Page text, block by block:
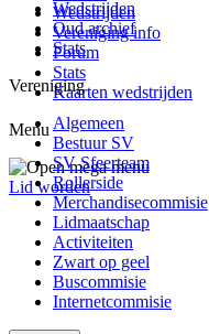
Wedstrijden
Vereniging info
Forum
Stats
Kaarten wedstrijden
Menu
Lid worden
Wedstrijden
Oud archief
Stats
Vereniging
Algemeen
Bestuur SV
SV Sfeerteam
Rollerside
Merchandisecommisie
Lidmaatschap
Activiteiten
Zwart op geel
Buscommisie
Internetcommisie